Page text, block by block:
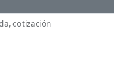
cotización